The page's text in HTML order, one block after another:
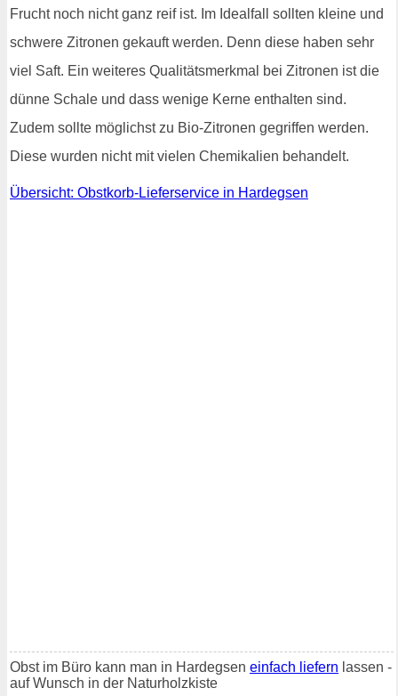
Frucht noch nicht ganz reif ist. Im Idealfall sollten kleine und
schwere Zitronen gekauft werden. Denn diese haben sehr
viel Saft. Ein weiteres Qualitätsmerkmal bei Zitronen ist die
dünne Schale und dass wenige Kerne enthalten sind.
Zudem sollte möglichst zu Bio-Zitronen gegriffen werden.
Diese wurden nicht mit vielen Chemikalien behandelt.
Übersicht: Obstkorb-Lieferservice in Hardegsen
Obst im Büro kann man in Hardegsen einfach liefern lassen -
auf Wunsch in der Naturholzkiste